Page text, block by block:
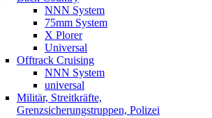
NNN System
75mm System
X Plorer
Universal
Offtrack Cruising
NNN System
universal
Militär, Streitkräfte,
Grenzsicherungstruppen, Polizei